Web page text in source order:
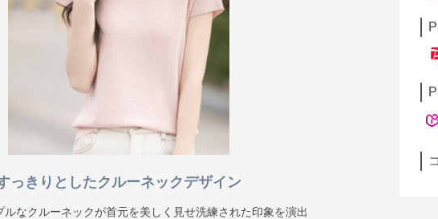
っきりとしたクルーネックデザイン
ルなクルーネックが首元を美しく見せ洗練された印象を演出